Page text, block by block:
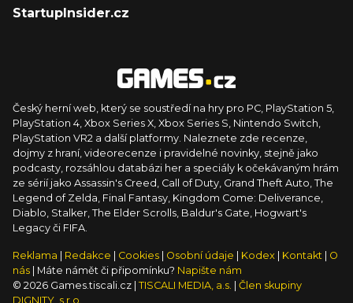
StartupInsider.cz
Český herní web, který se soustředí na hry pro PC, PlayStation 5,
PlayStation 4, Xbox Series X, Xbox Series S, Nintendo Switch,
PlayStation VR2 a další platformy. Naleznete zde recenze,
dojmy z hraní, videorecenze i pravidelné novinky, stejně jako
podcasty, rozsáhlou databázi her a speciály k očekávaným hrám
ze sérií jako Assassin's Creed, Call of Duty, Grand Theft Auto, The
Legend of Zelda, Final Fantasy, Kingdom Come: Deliverance,
Diablo, Stalker, The Elder Scrolls, Baldur's Gate, Hogwart's
Legacy či FIFA.
Reklama Redakce Cookies Osobní údaje Kodex Kontakt
O
nás
| Máte námět či připomínku? Napište nám
© 2026 Games.tiscali.cz | TISCALI MEDIA, a.s.
Člen skupiny
DIGNITY, s.r.o.